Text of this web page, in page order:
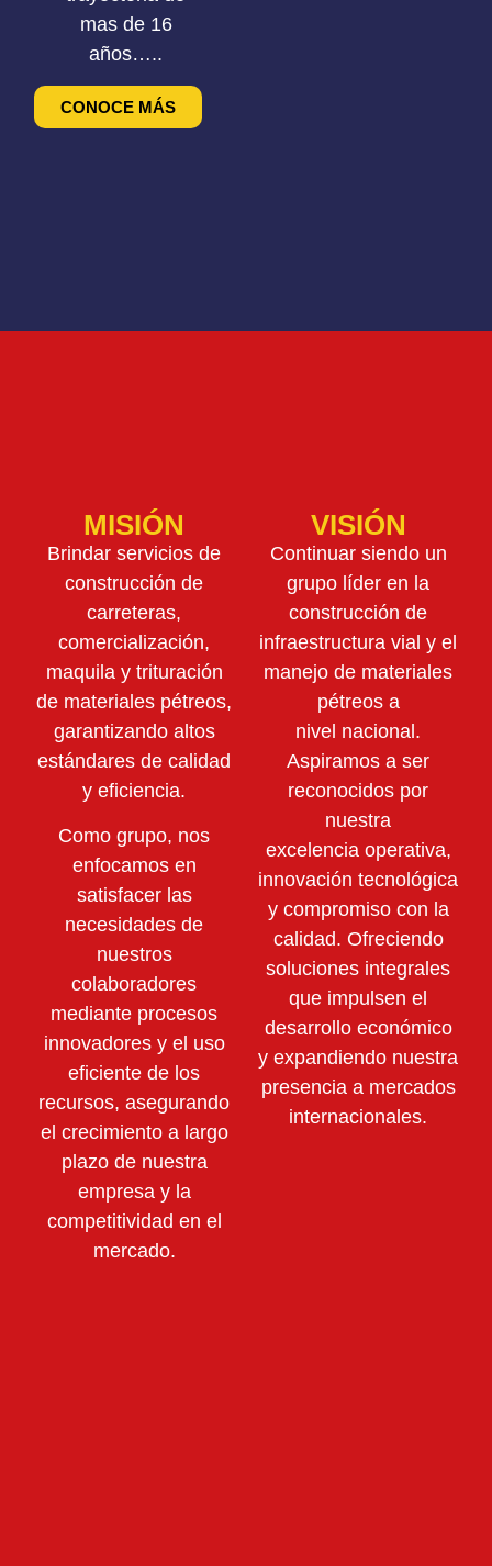
mas de 16
años…..
CONOCE MÁS
MISIÓN
Brindar servicios de
construcción de
carreteras,
comercialización,
maquila y trituración
de materiales pétreos,
garantizando altos
estándares de calidad
y eficiencia.
Como grupo, nos
enfocamos en
satisfacer las
necesidades de
nuestros
colaboradores
mediante procesos
innovadores y el uso
eficiente de los
recursos, asegurando
el crecimiento a largo
plazo de nuestra
empresa y la
competitividad en el
mercado.
VISIÓN
Continuar siendo un
grupo líder en la
construcción de
infraestructura vial y el
manejo de materiales
pétreos a
nivel nacional.
Aspiramos a ser
reconocidos por
nuestra
excelencia operativa,
innovación tecnológica
y compromiso con la
calidad. Ofreciendo
soluciones integrales
que impulsen el
desarrollo económico
y expandiendo nuestra
presencia a mercados
internacionales.